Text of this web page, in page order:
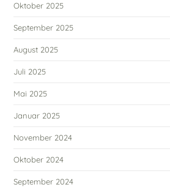
Oktober 2025
September 2025
August 2025
Juli 2025
Mai 2025
Januar 2025
November 2024
Oktober 2024
September 2024